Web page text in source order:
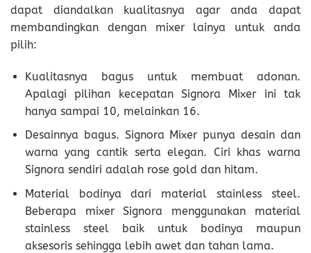
dapat diandalkan kualitasnya agar anda dapat
membandingkan dengan mixer lainya untuk anda
pilih:
Kualitasnya bagus untuk membuat adonan.
Apalagi pilihan kecepatan Signora Mixer ini tak
hanya sampai 10, melainkan 16.
Desainnya bagus. Signora Mixer punya desain dan
warna yang cantik serta elegan. Ciri khas warna
Signora sendiri adalah rose gold dan hitam.
Material bodinya dari material stainless steel.
Beberapa mixer Signora menggunakan material
stainless steel baik untuk bodinya maupun
aksesoris sehingga lebih awet dan tahan lama.